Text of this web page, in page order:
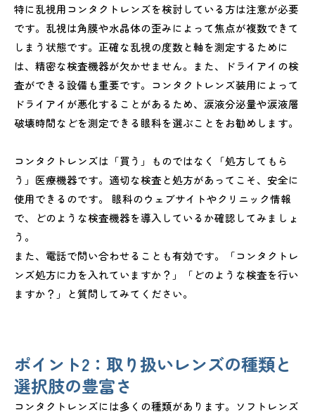
特に乱視用コンタクトレンズを検討している方は注意が必要
です。乱視は角膜や水晶体の歪みによって焦点が複数できて
しまう状態です。正確な乱視の度数と軸を測定するために
は、精密な検査機器が欠かせません。また、ドライアイの検
査ができる設備も重要です。コンタクトレンズ装用によって
ドライアイが悪化することがあるため、涙液分泌量や涙液層
破壊時間などを測定できる眼科を選ぶことをお勧めします。
コンタクトレンズは「買う」ものではなく「処方してもら
う」医療機器です。適切な検査と処方があってこそ、安全に
使用できるのです。 眼科のウェブサイトやクリニック情報
で、どのような検査機器を導入しているか確認してみましょ
う。
また、電話で問い合わせることも有効です。「コンタクトレ
ンズ処方に力を入れていますか？」「どのような検査を行い
ますか？」と質問してみてください。
ポイント2：取り扱いレンズの種類と
選択肢の豊富さ
コンタクトレンズには多くの種類があります。ソフトレンズ